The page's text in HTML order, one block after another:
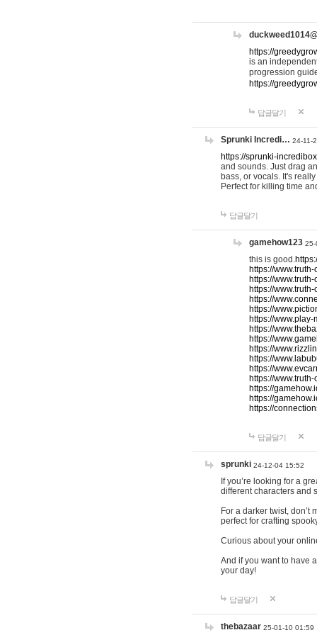
https://
is an
progression
https://
답글달기
Sprunki Incredi… 24-11-
https://sprunki-
and sounds. Just drag
bass, or vocals. It's
Perfect for killing time
답글달기
gamehow123 25-
this is good.
https://
https://
https://
https://
https://
https://
https://
https://
https://
https://
https://
https://
https://
https://
https://
답글달기
sprunki 24-12-04 15:52
If you’re looking for a
different characters and
For a darker twist, don’t
perfect for crafting
Curious about your
And if you want to have
your day!
답글달기
thebazaar 25-01-10 01:59